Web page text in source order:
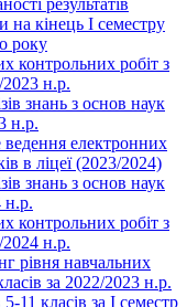
на кінець І семестру
року
контрольних робіт з
2023 н.р.
знань з основ наук
н.р.
ведення електронних
в ліцеї (2023/2024)
знань з основ наук
н.р.
контрольних робіт з
2024 н.р.
рівня навчальних
за 2022/2023 н.р.
11 класів за І семестр